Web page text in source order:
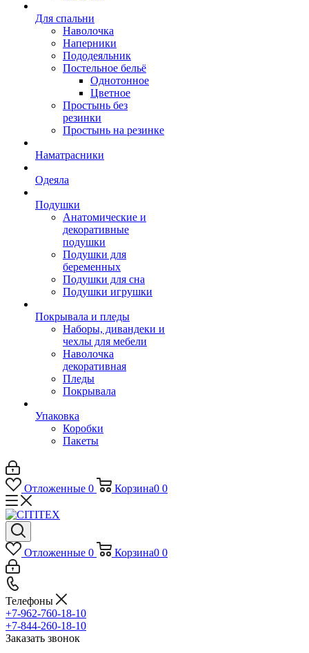
Для спальни
Наволочка
Наперники
Пододеяльник
Постельное бельё
Однотонное
Цветное
Простынь без
резинки
Простынь на резинке
Наматрасники
Одеяла
Подушки
Анатомические и
декоративные
подушки
Подушки для
беременных
Подушки для сна
Подушки игрушки
Покрывала и пледы
Наборы, дивандеки и
чехлы для мебели
Наволочка
декоративная
Пледы
Покрывала
Упаковка
Коробки
Пакеты
Отложенные 0 Корзина0 0
Отложенные 0 Корзина0 0
Телефоны
+7-962-760-18-10
+7-844-260-18-10
Заказать звонок